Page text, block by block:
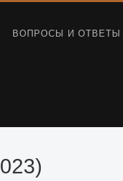
ВОПРОСЫ И ОТВЕТЫ